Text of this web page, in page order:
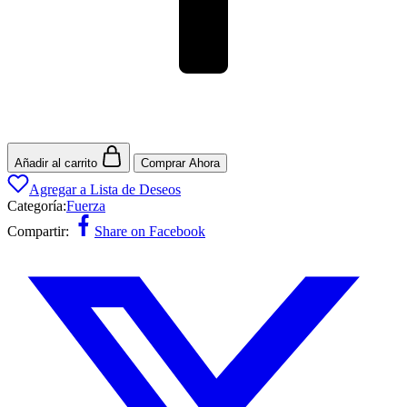
Añadir al carrito Comprar Ahora
Agregar a Lista de Deseos
Categoría:Fuerza
Compartir:
Share on Facebook